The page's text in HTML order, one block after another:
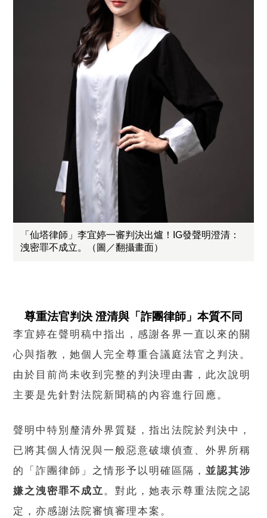
「仙塔律師」李宜婷一審判決出爐！IG發聲明澄清：
洩密罪不成立。（圖／翻攝畫面）
尊重法官判決 澄清與「詐團律師」本質不同
李宜婷在聲明稿中指出，感謝各界一直以來的關
心與指教，她個人完全尊重合議庭法官之判決。
由於目前尚未收到完整的判決理由書，此次說明
主要是先針對法院新聞稿的內容進行回應。
聲明中特別釐清外界質疑，指出法院於判決中，
已將其個人情況與一般惡意破壞偵查、外界所稱
的「詐團律師」之情形予以明確區隔，並認其涉
嫌之洩密罪不成立。對此，她表示尊重法院之認
定，亦感謝法院審慎審理本案。